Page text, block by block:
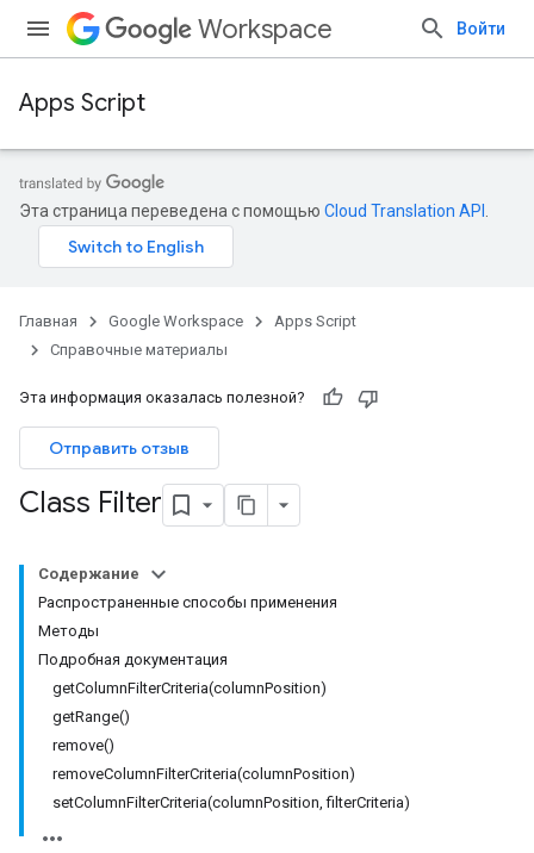
Workspace Войти
Apps Script
Эта страница переведена с помощью Cloud Translation API
Главная Google Workspace
Apps Script
Справочные материалы
Эта информация оказалась полезной?
Отправить отзыв
Class Filter
Содержание
Распространенные способы применения
Методы
Подробная документация
getColumnFilterCriteria(columnPosition)
getRange()
remove()
removeColumnFilterCriteria(columnPosition)
setColumnFilterCriteria(columnPosition, filterCriteria)